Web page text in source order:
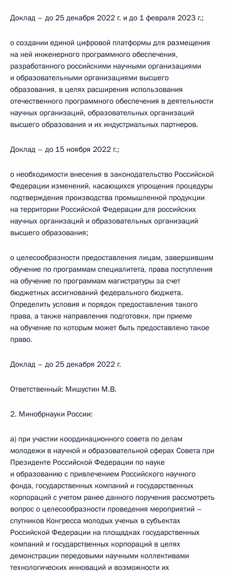
Доклад – до 25 декабря 2022 г. и до 1 февраля 2023 г.;
о создании единой цифровой платформы для размещения
на ней инженерного программного обеспечения,
разработанного российскими научными организациями
и образовательными организациями высшего
образования, в целях расширения использования
отечественного программного обеспечения в деятельности
научных организаций, образовательных организаций
высшего образования и их индустриальных партнеров.
Доклад – до 15 ноября 2022 г.;
о необходимости внесения в законодательство Российской
Федерации изменений, касающихся упрощения процедуры
подтверждения производства промышленной продукции
на территории Российской Федерации для российских
научных организаций и образовательных организаций
высшего образования;
о целесообразности предоставления лицам, завершившим
обучение по программам специалитета, права поступления
на обучение по программам магистратуры за счет
бюджетных ассигнований федерального бюджета.
Определить условия и порядок предоставления такого
права, а также направления подготовки, при приеме
на обучение по которым может быть предоставлено такое
право.
Доклад – до 25 декабря 2022 г.
Ответственный: Мишустин М.В.
2. Минобрнауки России:
а) при участии координационного совета по делам
молодежи в научной и образовательной сферах Совета при
Президенте Российской Федерации по науке
и образованию с привлечением Российского научного
фонда, государственных компаний и государственных
корпораций с учетом ранее данного поручения рассмотреть
вопрос о целесообразности проведения мероприятий –
спутников Конгресса молодых ученых в субъектах
Российской Федерации на площадках государственных
компаний и государственных корпораций в целях
демонстрации передовыми научными коллективами
технологических инноваций и возможности их